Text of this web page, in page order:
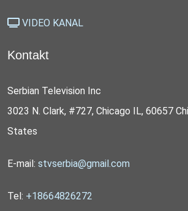
VIDEO KANAL
Kontakt
Serbian Television Inc
3023 N. Clark, #727, Chicago IL, 60657
States
E-mail: stvserbia@gmail.com
Tel: +18664826272